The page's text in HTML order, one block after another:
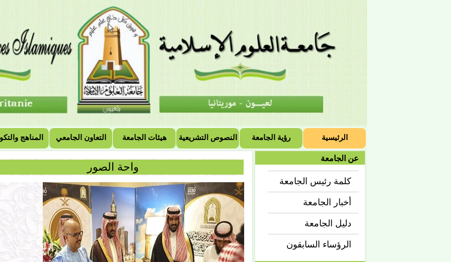
المناهج التعاون الجامعي هيئات الجامعة النصوص التشريعية رؤية الجامعة الرئيسية
واحة الصور
عن الجامعة
كلمة رئيس الجامعة
أخبار الجامعة
دليل الجامعة
الرؤساء السابقون